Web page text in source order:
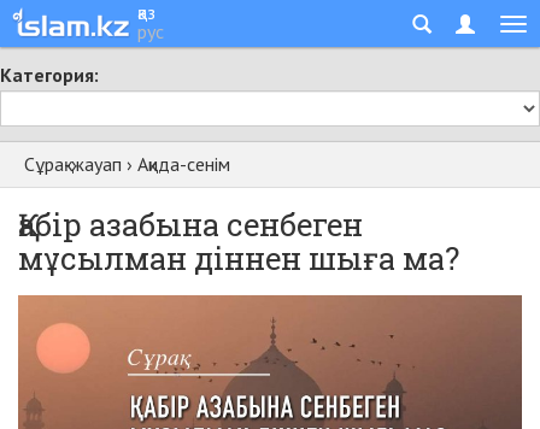
қаз
рус
Категория:
Сұрақ-жауап › Ақида-сенім
Қабір азабына сенбеген
мұсылман діннен шыға ма?